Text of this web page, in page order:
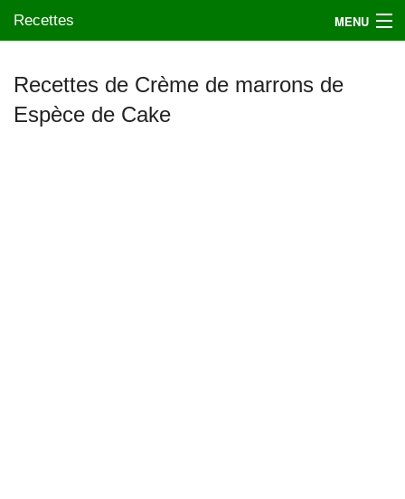
Recettes MENU
Mes blogs préférés
Recettes de Crème de marrons de
Espèce de Cake